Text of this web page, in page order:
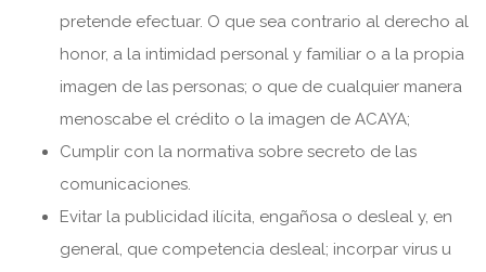
pretende efectuar. O que sea contrario al derecho al
honor, a la intimidad personal y familiar o a la propia
imagen de las personas; o que de cualquier manera
menoscabe el crédito o la imagen de ACAYA;
Cumplir con la normativa sobre secreto de las
comunicaciones.
Evitar la publicidad ilícita, engañosa o desleal y, en
general, que competencia desleal; incorpar virus u